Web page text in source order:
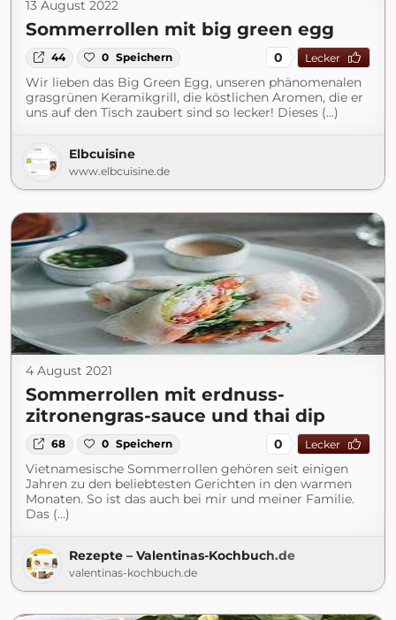
13 August 2022
Sommerrollen mit big green egg
44 0 Speichern 0 Lecker
Wir lieben das Big Green Egg, unseren phänomenalen
grasgrünen Keramikgrill, die köstlichen Aromen, die er
uns auf den Tisch zaubert sind so lecker! Dieses (...)
Elbcuisine
www.elbcuisine.de
4 August 2021
Sommerrollen mit erdnuss-
zitronengras-sauce und thai dip
68 0 Speichern 0 Lecker
Vietnamesische Sommerrollen gehören seit einigen
Jahren zu den beliebtesten Gerichten in den warmen
Monaten. So ist das auch bei mir und meiner Familie.
Das (...)
Rezepte – Valentinas-Kochbuch.de
valentinas-kochbuch.de